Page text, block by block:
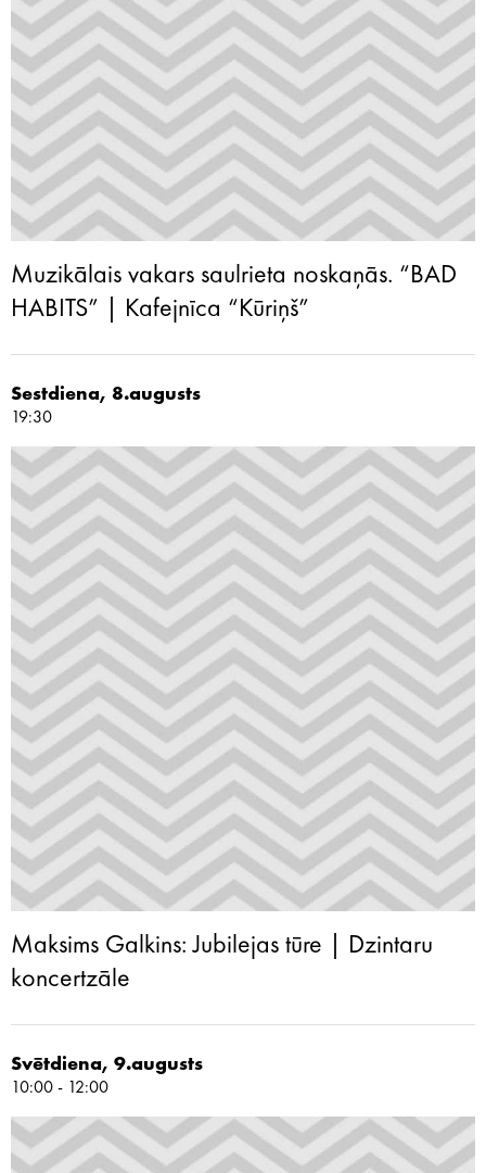
Muzikālais vakars saulrieta noskaņās. “BAD
HABITS” | Kafejnīca “Kūriņš”
Sestdiena, 8.augusts
19:30
Maksims Galkins: Jubilejas tūre | Dzintaru
koncertzāle
Svētdiena, 9.augusts
10:00 - 12:00